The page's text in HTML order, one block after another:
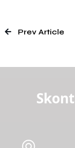
Prev Article